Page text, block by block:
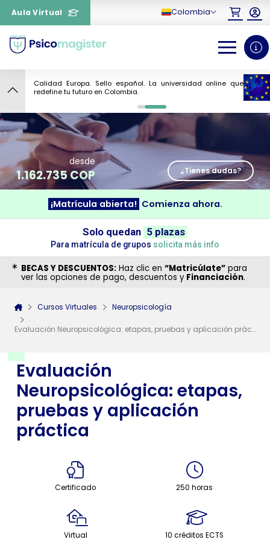
Aula Virtual Colombia
Calidad Europa. Sello español. La universidad online que
redefine tu futuro en Colombia.
0 1
Evaluación
Neuropsicológica: etapas,
pruebas y aplicación
práctica
Certificado 250 horas
Virtual 10 créditos ECTS
7
desde
1.162.735 COP ¿Tienes dudas?
¡Matrícula abierta! Comienza ahora.
Solo quedan 5 plazas
Para matrícula de grupos solicita más info
BECAS Y DESCUENTOS: Haz clic en “Matricúlate” para
ver las opciones de pago, descuentos y Financiación.
Cursos Virtuales Neuropsicología
Evaluación Neuropsicológica: etapas, pruebas y aplicación práctica
¿Necesitas más información
sobre un curso?